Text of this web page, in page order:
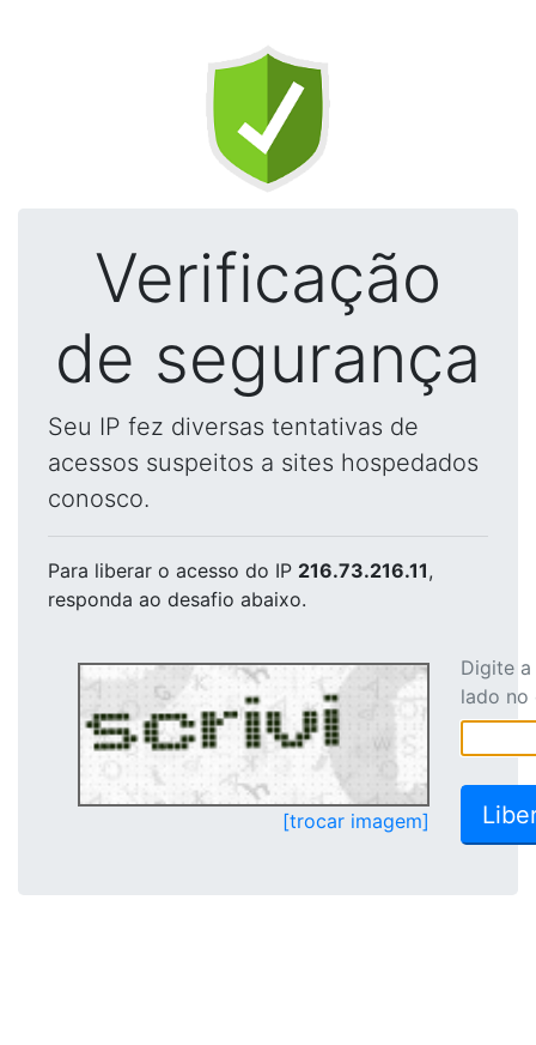
Verificação
de segurança
Seu IP fez diversas tentativas de
acessos suspeitos a sites hospedados
conosco.
Para liberar o acesso do IP 216.73.216.11,
responda ao desafio abaixo.
[trocar imagem]
Digite
lado no